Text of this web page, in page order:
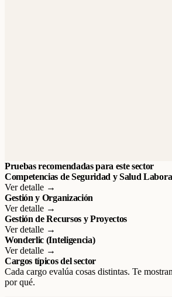
Pruebas recomendadas para este sector
Competencias de Seguridad y Salud
Ver detalle →
Gestión y Organización
Ver detalle →
Gestión de Recursos y Proyectos
Ver detalle →
Wonderlic (Inteligencia)
Ver detalle →
Cargos típicos del sector
Cada cargo evalúa cosas distintas. Te
por qué.